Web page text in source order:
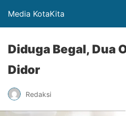
Media KotaKita
Diduga Begal, Dua
Didor
Redaksi